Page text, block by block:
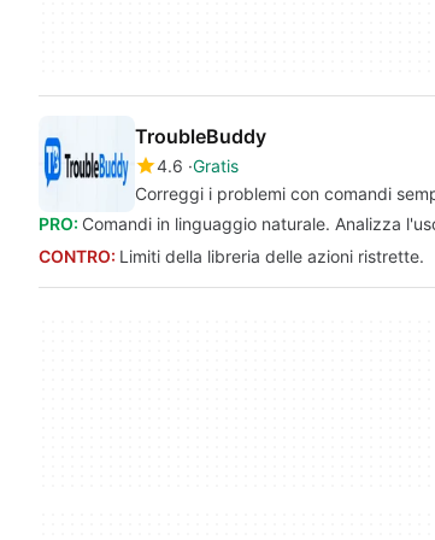
TroubleBuddy
4.6 Gratis
Correggi i problemi con comandi
PRO: Comandi in linguaggio naturale. Analizza
CONTRO: Limiti della libreria delle azioni ristrette.